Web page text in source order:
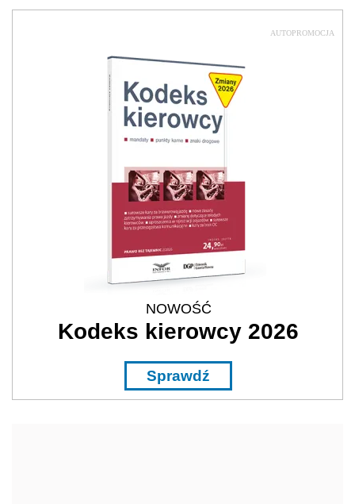
AUTOPROMOCJA
NOWOŚĆ
Kodeks kierowcy 2026
Sprawdź